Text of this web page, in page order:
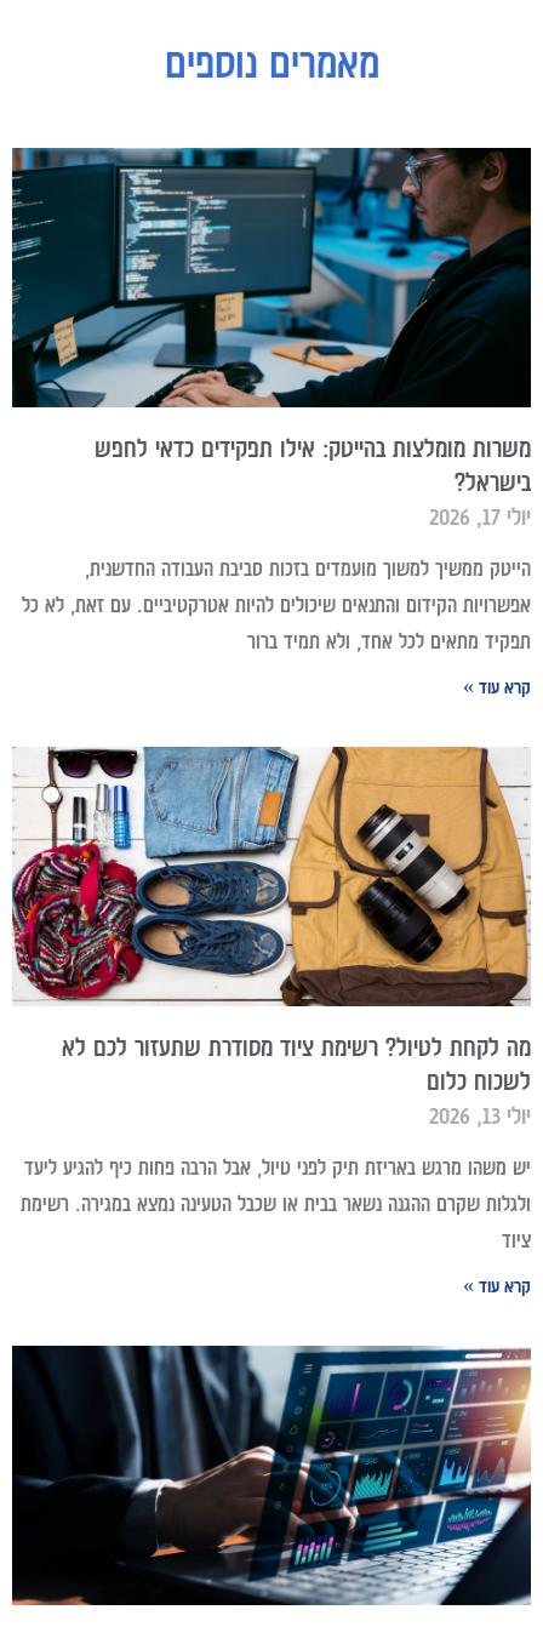
מאמרים נוספים
משרות מומלצות בהייטק: אילו תפקידים כדאי לחפש
בישראל?
יולי 17, 2026
הייטק ממשיך למשוך מועמדים בזכות סביבת העבודה החדשנית,
אפשרויות הקידום והתנאים שיכולים להיות אטרקטיביים. עם זאת, לא כל
תפקיד מתאים לכל אחד, ולא תמיד ברור
קרא עוד »
מה לקחת לטיול? רשימת ציוד מסודרת שתעזור לכם לא
לשכוח כלום
יולי 13, 2026
יש משהו מרגש באריזת תיק לפני טיול, אבל הרבה פחות כיף להגיע ליעד
ולגלות שקרם ההגנה נשאר בבית או שכבל הטעינה נמצא במגירה. רשימת
ציוד
קרא עוד »